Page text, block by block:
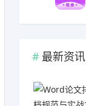
最新资讯